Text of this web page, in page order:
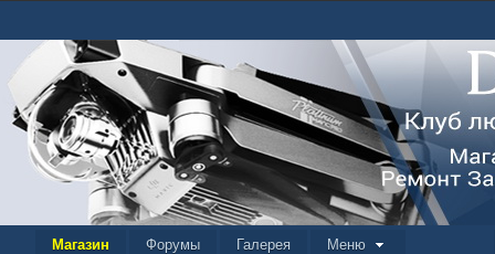
Магазин Форумы Галерея Меню